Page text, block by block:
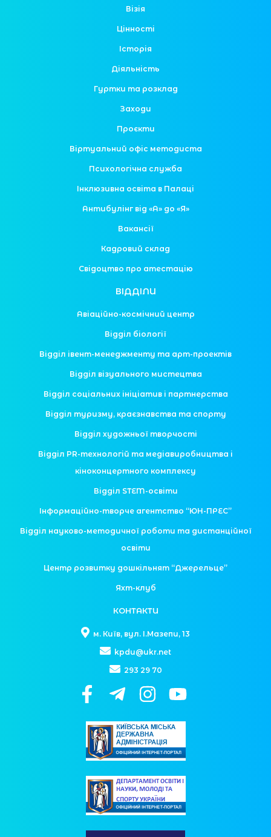
Візія
Цінності
Історія
Діяльність
Гуртки та розклад
Заходи
Проєкти
Віртуальний офіс методиста
Психологічна служба
Інклюзивна освіта в Палаці
Антибулінг від «А» до «Я»
Вакансії
Кадровий склад
Свідоцтво про атестацію
ВІДДІЛИ
Авіаційно-космічний центр
Відділ біології
Відділ івент-менеджменту та арт-проектів
Відділ візуального мистецтва
Відділ соціальних ініціатив і партнерства
Відділ туризму, краєзнавства та спорту
Відділ художньої творчості
Відділ PR-технологій та медіавиробництва і
кіноконцертного комплексу
Відділ STEM-освіти
Інформаційно-творче агентство “ЮН-ПРЕС”
Відділ науково-методичної роботи та дистанційної
освіти
Центр розвитку дошкільнят “Джерельце”
Яхт-клуб
КОНТАКТИ
м. Київ, вул. І.Мазепи, 13
kpdu@ukr.net
293 29 70